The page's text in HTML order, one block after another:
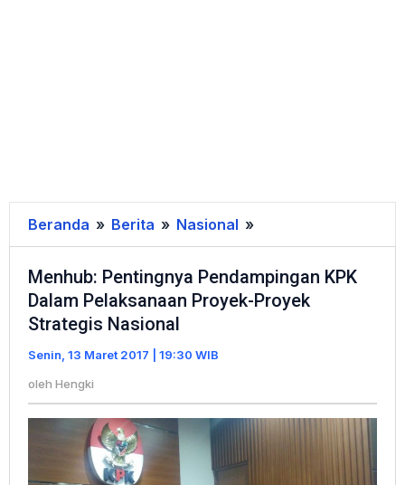
Beranda » Berita » Nasional »
Pentingnya
Pendampingan
KPK
Proyek
Strategis
Menhub: Pentingnya Pendampingan KPK
Dalam Pelaksanaan Proyek-Proyek
Strategis Nasional
Senin, 13 Maret 2017 | 19:30 WIB
oleh Hengki